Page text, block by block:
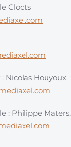
Cloots
Nicolas Houyoux
: Philippe Maters,